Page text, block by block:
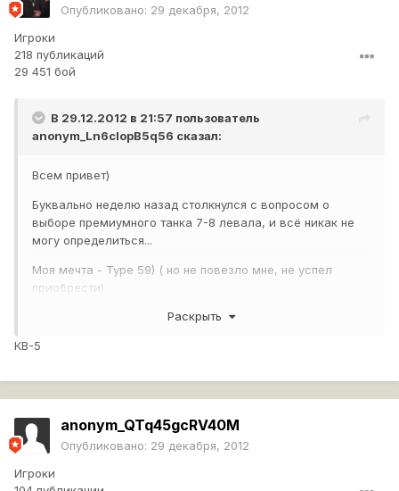
Опубликовано: 29 декабря, 2012
Игроки
218 публикаций
29 451 бой
В 29.12.2012 в 21:57 пользователь
anonym_Ln6clopB5q56 сказал:
Всем привет)
Буквально неделю назад столкнулся с вопросом о
выборе премиумного танка 7-8 левала, и всё никак не
могу определиться...
Моя мечта - Type 59) ( но не повезло мне, не успел
приобрести)
Вот теперь смотрю на пёршинг, и на су-122-44 ( для
хватает серебра на уже исследованные мною танки (
т32, М12, су-100...)
Помогите выйти из этой ситуации...
Раскрыть
КВ-5
anonym_QTq45gcRV40M
Опубликовано: 29 декабря, 2012
Игроки